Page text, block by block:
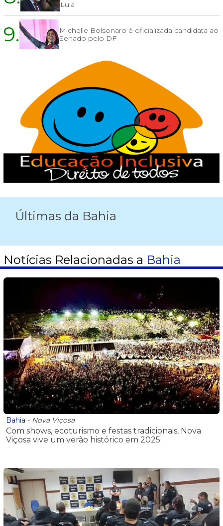
Lula
9.
Michelle Bolsonaro é oficializada candidata ao
Senado pelo DF
Últimas da Bahia
Notícias Relacionadas a Bahia
Bahia - Nova Viçosa
Com shows, ecoturismo e festas tradicionais, Nova
Viçosa vive um verão histórico em 2025